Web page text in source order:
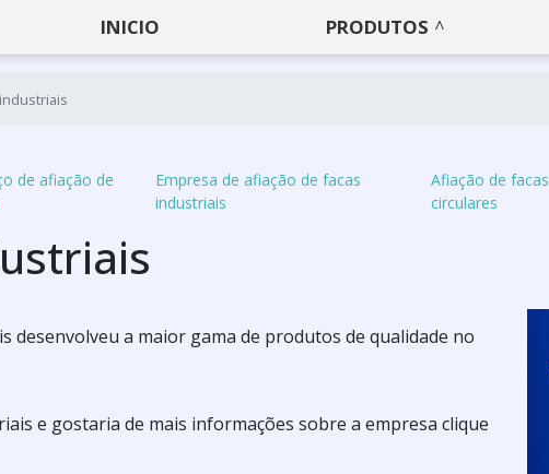
INICIO PRODUTOS
de afiação de
Empresa de afiação de facas
industriais
Afiação de facas
circulares
desenvolveu a maior gama de produtos de qualidade no
e gostaria de mais informações sobre a empresa clique